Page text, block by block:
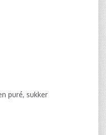
puré, sukker